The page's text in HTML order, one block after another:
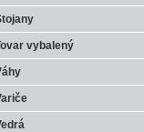
vybalený